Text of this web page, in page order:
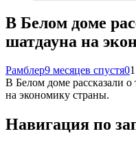
В Белом доме
шатдауна на
Рамблер9 месяцев спустя0
В Белом доме рассказали
на экономику страны.
Навигация по